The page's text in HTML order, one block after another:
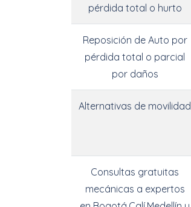
pérdida total o hurto
Reposición de Auto por
pérdida total o parcial
por daños
Alternativas de movilidad
Consultas gratuitas
mecánicas a expertos